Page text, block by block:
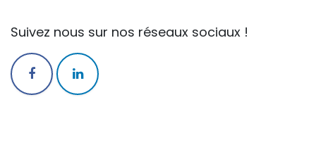
Suivez nous sur nos réseaux sociaux !